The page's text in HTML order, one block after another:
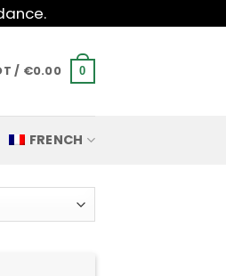
/ €0.00 0
FRENCH